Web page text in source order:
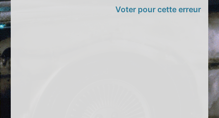
Voter pour cette erreur